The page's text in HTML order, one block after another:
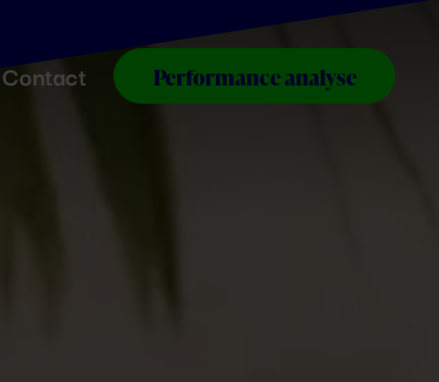
Contact Performance analyse